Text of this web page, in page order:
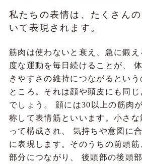
私たちの表情は、たくさん
いて表現されます。
筋肉は使わないと衰え、急に鍛
度な運動を毎日続けることが、
きやすさの維持につながるとい
ところ。それは顔や頭皮にも同じ
でしょう。
顔には30以上の筋肉
称して表情筋といいます。小さ
って構成され、
気持ちや意図に
に表現します。そのうちの前頭
部分につながり、
後頭部の後頭